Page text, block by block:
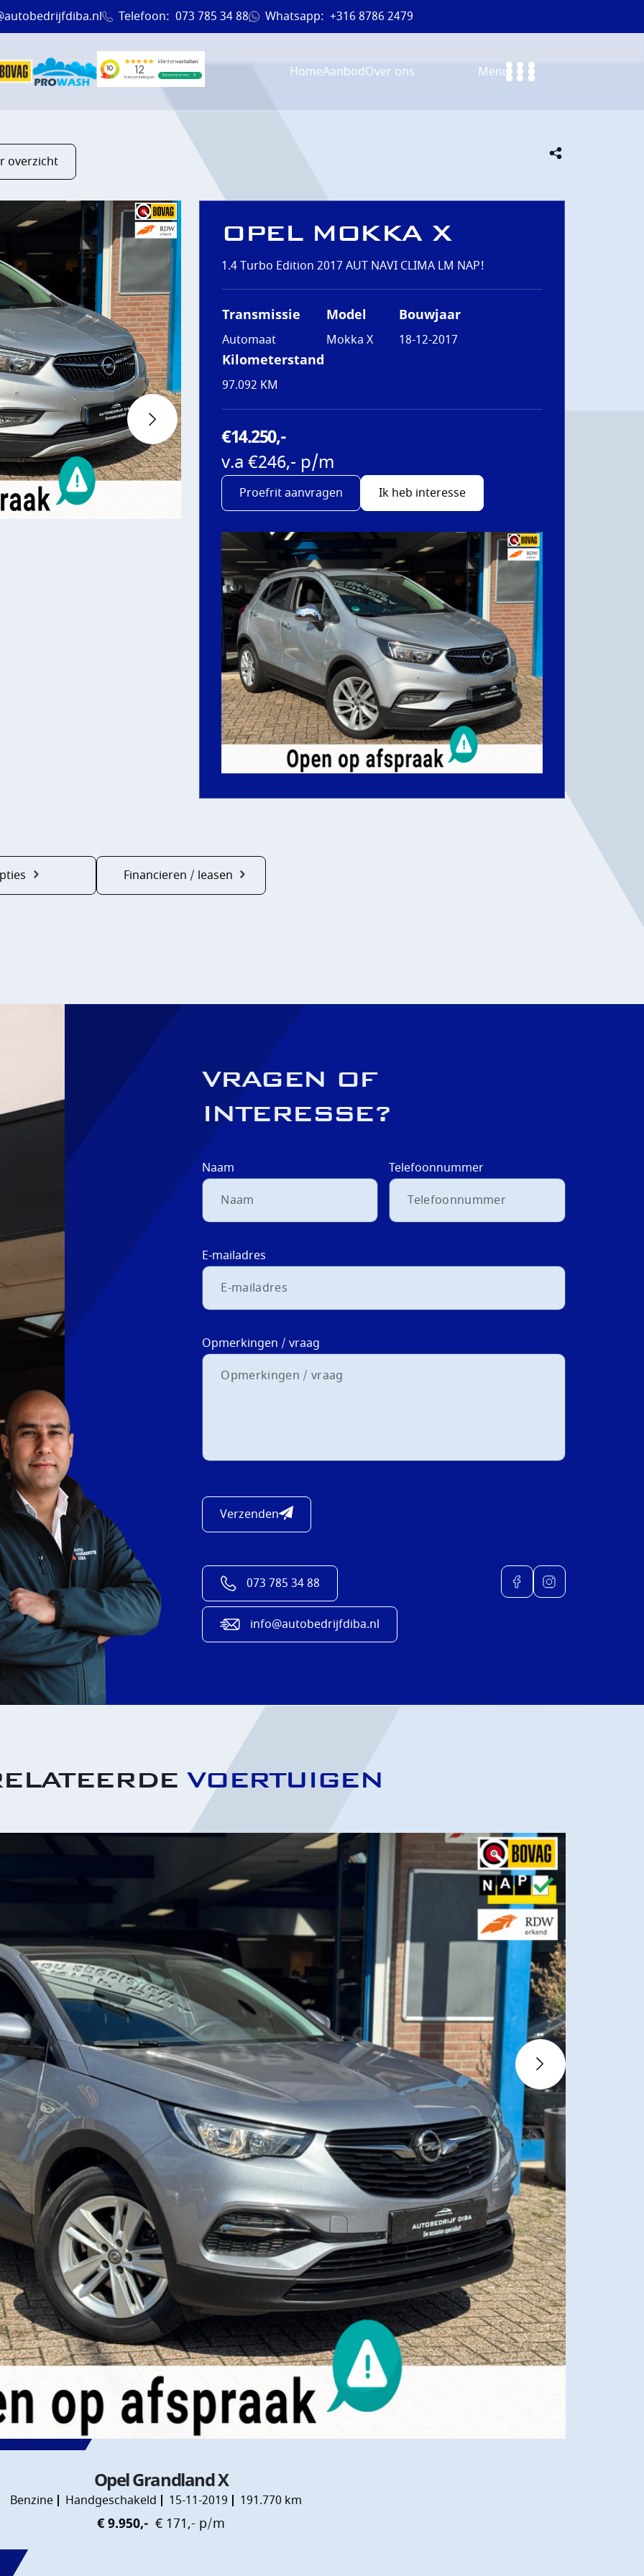
Telefoon: 073 785 34 88 Whatsapp: +316 8786 2479
HomeAanbodOver ons Menu
overzicht
OPEL MOKKA X
1.4 Turbo Edition 2017 AUT NAVI CLIMA LM NAP!
Transmissie
Automaat
Model
Mokka X
Bouwjaar
18-12-2017
Kilometerstand
97.092 KM
€14.250,-
v.a €246,- p/m
Proefrit aanvragen Ik heb interesse
Financieren / leasen
VRAGEN OF
INTERESSE?
Naam Telefoonnummer
E-mailadres
Opmerkingen / vraag
Verzenden
073 785 34 88
info@autobedrijfdiba.nl
VOERTUIGEN
Opel Grandland X
Benzine Handgeschakeld 15-11-2019
191.770 km
€ 9.950,- € 171,- p/m